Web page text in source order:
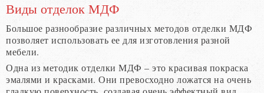
Виды отделок МДФ
Большое разнообразие различных методов отделки МДФ
позволяет использовать ее для изготовления разной
мебели.
Одна из методик отделки МДФ – это красивая покраска
эмалями и красками. Они превосходно ложатся на очень